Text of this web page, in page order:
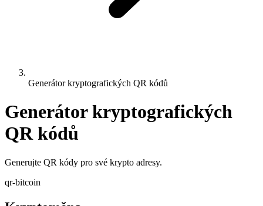
Generátor kryptografických QR kódů
Generátor kryptografických
QR kódů
Generujte QR kódy pro své krypto adresy.
qr-bitcoin